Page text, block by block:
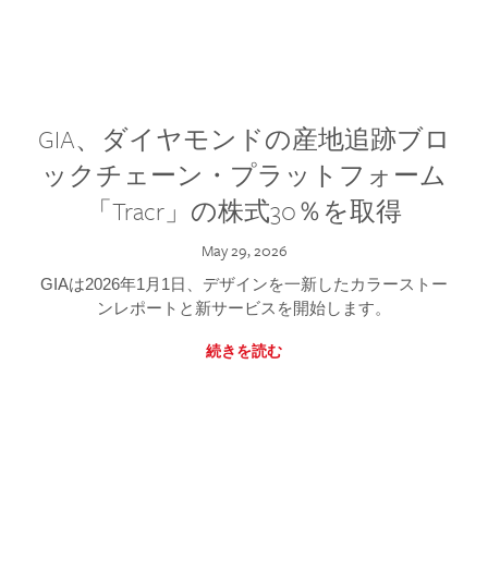
GIA、ダイヤモンドの産地追跡ブロ
ックチェーン・プラットフォーム
「Tracr」の株式30％を取得
May 29, 2026
GIAは2026年1月1日、デザインを一新したカラーストー
ンレポートと新サービスを開始します。
続きを読む